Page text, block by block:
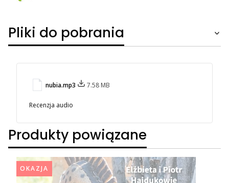
Pliki do pobrania
nubia.mp3 7.58 MB
Recenzja audio
Produkty powiązane
OKAZJA